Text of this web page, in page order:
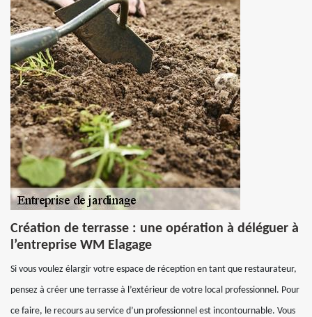
Création de terrasse : une opération à déléguer à
l’entreprise WM Elagage
Si vous voulez élargir votre espace de réception en tant que restaurateur,
pensez à créer une terrasse à l’extérieur de votre local professionnel. Pour
ce faire, le recours au service d’un professionnel est incontournable. Vous